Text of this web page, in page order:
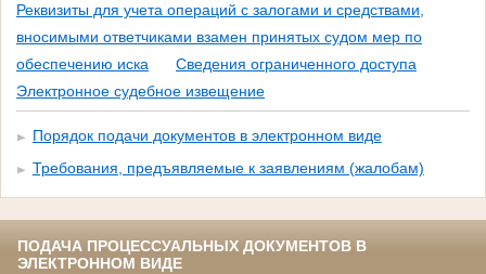
Реквизиты для учета операций с залогами и средствами,
вносимыми ответчиками взамен принятых судом мер по
обеспечению иска
Сведения ограниченного доступа
Электронное судебное извещение
Порядок подачи документов в электронном виде
Требования, предъявляемые к заявлениям (жалобам)
ПОДАЧА ПРОЦЕССУАЛЬНЫХ ДОКУМЕНТОВ В
ЭЛЕКТРОННОМ ВИДЕ